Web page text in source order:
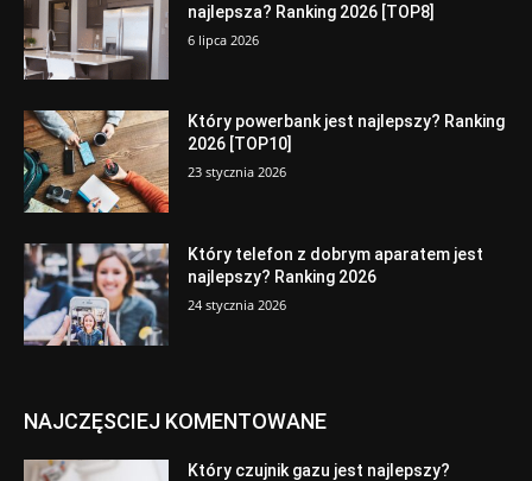
najlepsza? Ranking 2026 [TOP8]
6 lipca 2026
Który powerbank jest najlepszy? Ranking
2026 [TOP10]
23 stycznia 2026
Który telefon z dobrym aparatem jest
najlepszy? Ranking 2026
24 stycznia 2026
NAJCZĘSCIEJ KOMENTOWANE
Który czujnik gazu jest najlepszy?